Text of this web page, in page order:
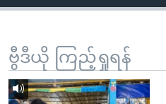
ကျော်
ဗွီဒီယို ကြည့်ရှုရန်